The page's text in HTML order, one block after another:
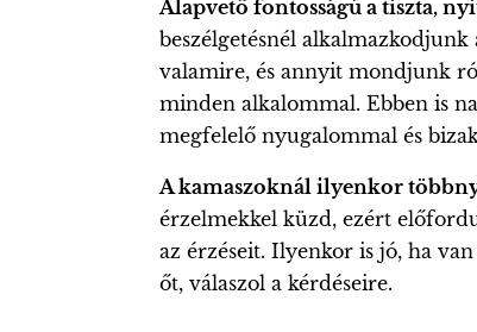
Alapvető fontosságú a tiszta,
beszélgetésnél
valamire, és annyit mondjunk
minden alkalommal. Ebben is
megfelelő nyugalommal és
A kamaszoknál ilyenkor
érzelmekkel küzd, ezért
az érzéseit. Ilyenkor is jó, ha
őt, válaszol a kérdéseire.